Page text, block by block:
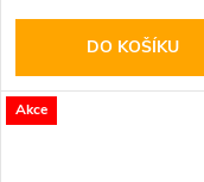
DO KOŠÍKU
Akce